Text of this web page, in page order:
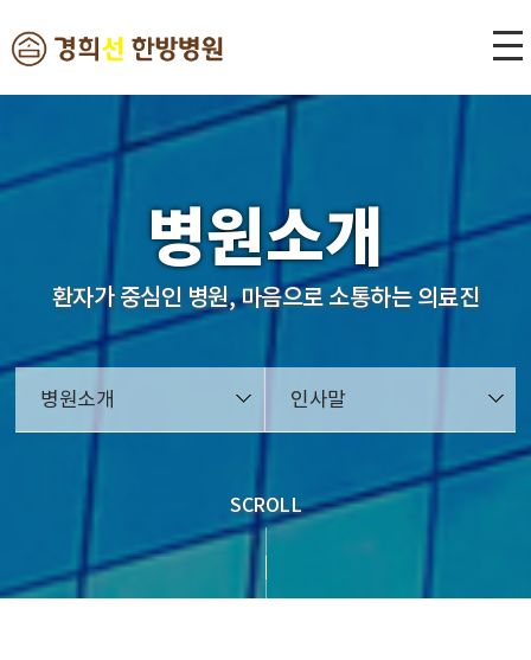
병원소개
환자가 중심인 병원, 마음으로 소통하는 의료진
병원소개 인사말
SCROLL